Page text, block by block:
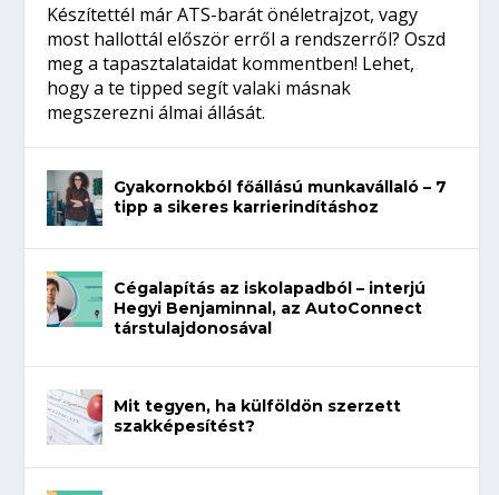
Készítettél már ATS-barát önéletrajzot, vagy
most hallottál először erről a rendszerről? Oszd
meg a tapasztalataidat kommentben! Lehet,
hogy a te tipped segít valaki másnak
megszerezni álmai állását.
Gyakornokból főállású munkavállaló – 7
tipp a sikeres karrierindításhoz
Cégalapítás az iskolapadból – interjú
Hegyi Benjaminnal, az AutoConnect
társtulajdonosával
Mit tegyen, ha külföldön szerzett
szakképesítést?